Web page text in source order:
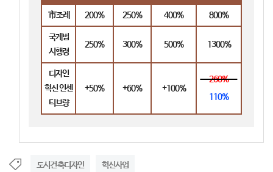
市조례 200% 250% 400% 800%
국계법
시행령
250% 300% 500% 1300%
디자인
혁신 인센
티브량
+50% +60% +100%
260%
110%
도시건축디자인 혁신사업